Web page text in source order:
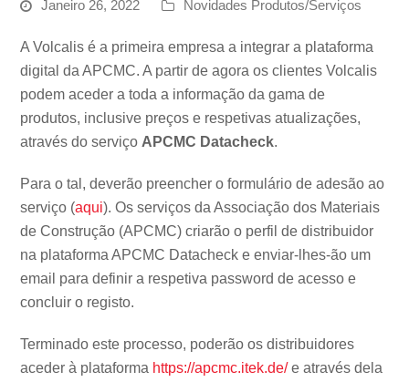
Janeiro 26, 2022 Novidades Produtos/Serviços
A Volcalis é a primeira empresa a integrar a plataforma
digital da APCMC. A partir de agora os clientes Volcalis
podem aceder a toda a informação da gama de
produtos, inclusive preços e respetivas atualizações,
através do serviço APCMC Datacheck.
Para o tal, deverão preencher o formulário de adesão ao
serviço (aqui). Os serviços da Associação dos Materiais
de Construção (APCMC) criarão o perfil de distribuidor
na plataforma APCMC Datacheck e enviar-lhes-ão um
email para definir a respetiva password de acesso e
concluir o registo.
Terminado este processo, poderão os distribuidores
aceder à plataforma https://apcmc.itek.de/e através dela